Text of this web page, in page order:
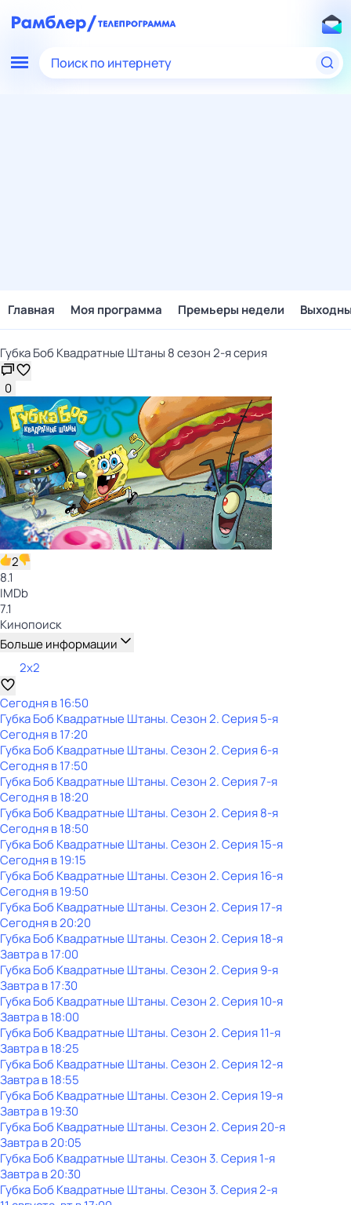
Поиск по интернету
Главная Моя программа Премьеры недели
Губка Боб Квадратные Штаны 8 сезон 2-я серия
0
2
8.1
IMDb
7.1
Кинопоиск
Больше информации
2x2
Сегодня в 16:50
Губка Боб Квадратные Штаны. Сезон 2. Серия 5-я
Сегодня в 17:20
Губка Боб Квадратные Штаны. Сезон 2. Серия 6-я
Сегодня в 17:50
Губка Боб Квадратные Штаны. Сезон 2. Серия 7-я
Сегодня в 18:20
Губка Боб Квадратные Штаны. Сезон 2. Серия 8-я
Сегодня в 18:50
Губка Боб Квадратные Штаны. Сезон 2. Серия 15-я
Сегодня в 19:15
Губка Боб Квадратные Штаны. Сезон 2. Серия 16-я
Сегодня в 19:50
Губка Боб Квадратные Штаны. Сезон 2. Серия 17-я
Сегодня в 20:20
Губка Боб Квадратные Штаны. Сезон 2. Серия 18-я
Завтра в 17:00
Губка Боб Квадратные Штаны. Сезон 2. Серия 9-я
Завтра в 17:30
Губка Боб Квадратные Штаны. Сезон 2. Серия 10-я
Завтра в 18:00
Губка Боб Квадратные Штаны. Сезон 2. Серия 11-я
Завтра в 18:25
Губка Боб Квадратные Штаны. Сезон 2. Серия 12-я
Завтра в 18:55
Губка Боб Квадратные Штаны. Сезон 2. Серия 19-я
Завтра в 19:30
Губка Боб Квадратные Штаны. Сезон 2. Серия 20-я
Завтра в 20:05
Губка Боб Квадратные Штаны. Сезон 3. Серия 1-я
Завтра в 20:30
Губка Боб Квадратные Штаны. Сезон 3. Серия 2-я